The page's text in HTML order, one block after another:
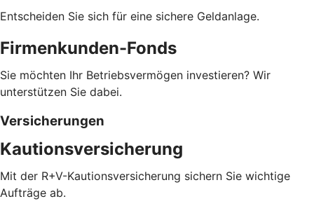
Entscheiden Sie sich für eine sichere Geldanlage.
Firmenkunden-Fonds
Sie möchten Ihr Betriebsvermögen investieren? Wir
unterstützen Sie dabei.
Versicherungen
Kautionsversicherung
Mit der R+V-Kautionsversicherung sichern Sie wichtige
Aufträge ab.